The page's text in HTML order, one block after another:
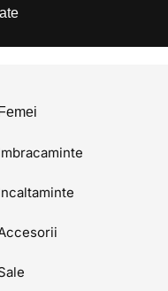
Femei